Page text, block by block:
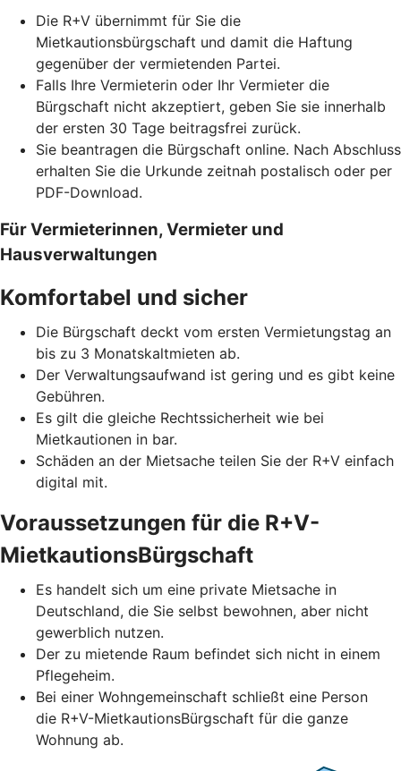
Die R+V übernimmt für Sie die
Mietkautionsbürgschaft und damit die Haftung
gegenüber der vermietenden Partei.
Falls Ihre Vermieterin oder Ihr Vermieter die
Bürgschaft nicht akzeptiert, geben Sie sie innerhalb
der ersten 30 Tage beitragsfrei zurück.
Sie beantragen die Bürgschaft online. Nach Abschluss
erhalten Sie die Urkunde zeitnah postalisch oder per
PDF-Download.
Für Vermieterinnen, Vermieter und
Hausverwaltungen
Komfortabel und sicher
Die Bürgschaft deckt vom ersten Vermietungstag an
bis zu 3 Monatskaltmieten ab.
Der Verwaltungsaufwand ist gering und es gibt keine
Gebühren.
Es gilt die gleiche Rechtssicherheit wie bei
Mietkautionen in bar.
Schäden an der Mietsache teilen Sie der R+V einfach
digital mit.
Voraussetzungen für die R+V-
MietkautionsBürgschaft
Es handelt sich um eine private Mietsache in
Deutschland, die Sie selbst bewohnen, aber nicht
gewerblich nutzen.
Der zu mietende Raum befindet sich nicht in einem
Pflegeheim.
Bei einer Wohngemeinschaft schließt eine Person
die R+V-MietkautionsBürgschaft für die ganze
Wohnung ab.